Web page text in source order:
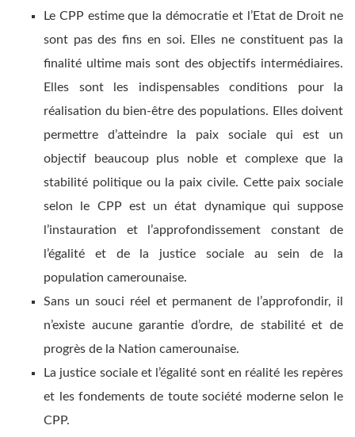
Le CPP estime que la démocratie et l’Etat de Droit ne
sont pas des fins en soi. Elles ne constituent pas la
finalité ultime mais sont des objectifs intermédiaires.
Elles sont les indispensables conditions pour la
réalisation du bien-être des populations. Elles doivent
permettre d’atteindre la paix sociale qui est un
objectif beaucoup plus noble et complexe que la
stabilité politique ou la paix civile. Cette paix sociale
selon le CPP est un état dynamique qui suppose
l’instauration et l’approfondissement constant de
l’égalité et de la justice sociale au sein de la
population camerounaise.
Sans un souci réel et permanent de l’approfondir, il
n’existe aucune garantie d’ordre, de stabilité et de
progrès de la Nation camerounaise.
La justice sociale et l’égalité sont en réalité les repères
et les fondements de toute société moderne selon le
CPP.